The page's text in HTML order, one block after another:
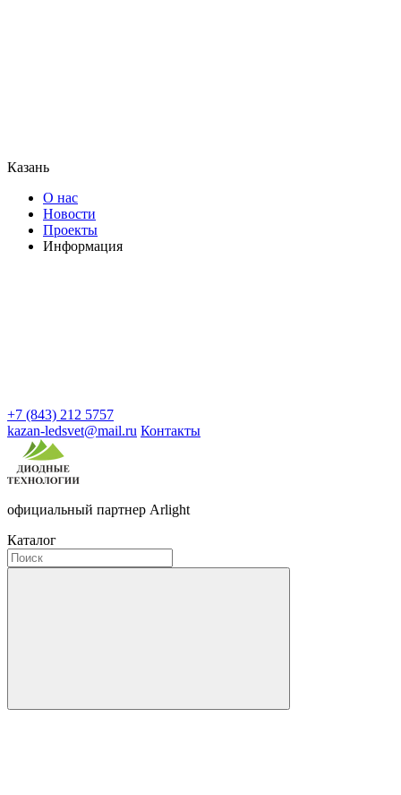
Казань
О нас
Новости
Проекты
Информация
+7 (843) 212 5757
kazan-ledsvet@mail.ru Контакты
официальный партнер Arlight
Каталог